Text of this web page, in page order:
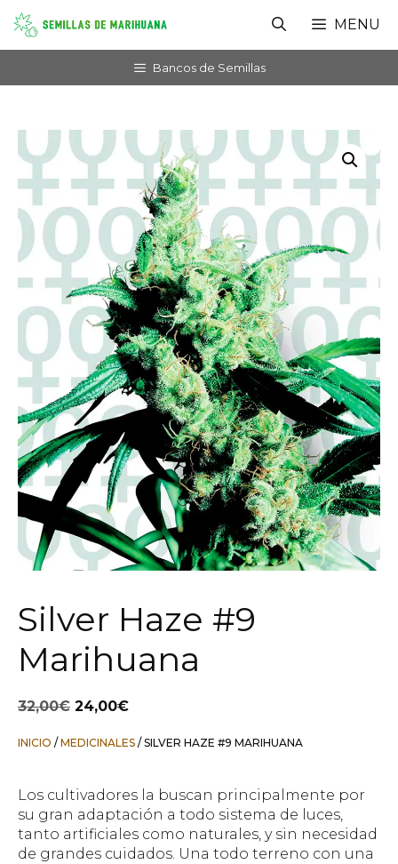
Saltar
contenido
MENU
Bancos de Semillas
Silver Haze #9
Marihuana
32,00€
precio
original
24,00€
precio
actual
INICIO / MEDICINALES / SILVER HAZE #9 MARIHUANA
Los cultivadores la buscan principalmente por
su gran adaptación a todo sistema de luces,
tanto artificiales como naturales, y sin necesidad
de grandes cuidados. Una todo terreno con una